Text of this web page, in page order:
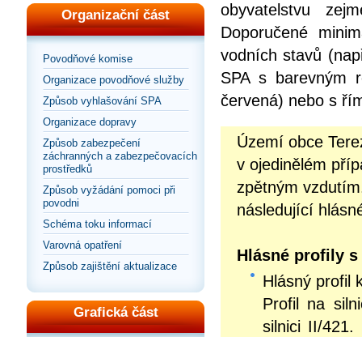
Organizační část
Povodňové komise
Organizace povodňové služby
Způsob vyhlašování SPA
Organizace dopravy
Způsob zabezpečení
záchranných a zabezpečovacích
prostředků
Způsob vyžádání pomoci při
povodni
Schéma toku informací
Varovná opatření
Způsob zajištění aktualizace
Grafická část
obyvatelstvu
Doporučené
vodních stavů
SPA s barevným
červená) nebo s
Území obce
v ojedinělém
zpětným
následující
Hlásné profily s
Hlásný profil
Profil na
silnici II/421.